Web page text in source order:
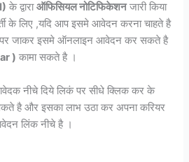
के द्वाराऑफिसियल नोटिफिकेशनजारी किया
के लिए ,यदि आप इसमे आवेदन करना चाहते है
जाकर इसमे ऑनलाइन आवेदन कर सकते है
) कामा सकते है ।
नीचे दिये लिकं पर सीधे क्लिक कर के
है और इसका लाभ उठा कर अपना करियर
लिंक नीचे है ।